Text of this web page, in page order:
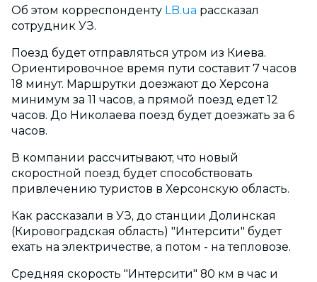
Об этом корреспонденту LB.ua рассказал
сотрудник УЗ.
Поезд будет отправляться утром из Киева.
Ориентировочное время пути составит 7 часов
18 минут. Маршрутки доезжают до Херсона
минимум за 11 часов, а прямой поезд едет 12
часов. До Николаева поезд будет доезжать за 6
часов.
В компании рассчитывают, что новый
скоростной поезд будет способствовать
привлечению туристов в Херсонскую область.
Как рассказали в УЗ, до станции Долинская
(Кировоградская область) "Интерсити" будет
ехать на электричестве, а потом - на тепловозе.
Средняя скорость "Интерсити" 80 км в час и